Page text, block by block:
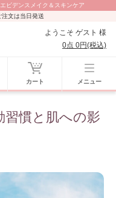
ビデンスメイク＆スキンケア
文は当日発送
ようこそ ゲスト 様
0点 0円(税込)
カート メニュー
習慣と肌への影